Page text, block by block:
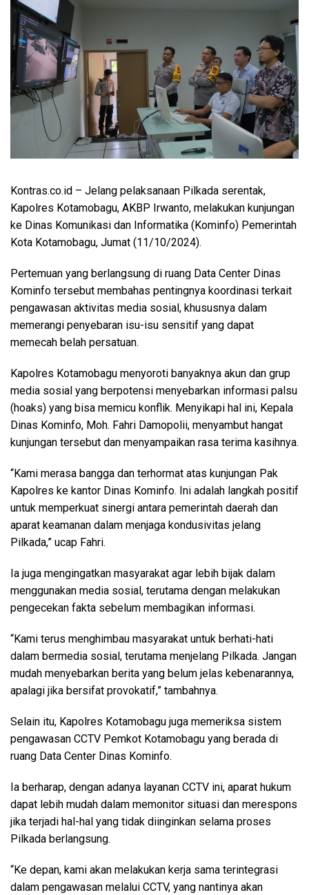
Kontras.co.id – Jelang pelaksanaan Pilkada serentak,
Kapolres Kotamobagu, AKBP Irwanto, melakukan kunjungan
ke Dinas Komunikasi dan Informatika (Kominfo) Pemerintah
Kota Kotamobagu, Jumat (11/10/2024).
Pertemuan yang berlangsung di ruang Data Center Dinas
Kominfo tersebut membahas pentingnya koordinasi terkait
pengawasan aktivitas media sosial, khususnya dalam
memerangi penyebaran isu-isu sensitif yang dapat
memecah belah persatuan.
Kapolres Kotamobagu menyoroti banyaknya akun dan grup
media sosial yang berpotensi menyebarkan informasi palsu
(hoaks) yang bisa memicu konflik. Menyikapi hal ini, Kepala
Dinas Kominfo, Moh. Fahri Damopolii, menyambut hangat
kunjungan tersebut dan menyampaikan rasa terima kasihnya.
“Kami merasa bangga dan terhormat atas kunjungan Pak
Kapolres ke kantor Dinas Kominfo. Ini adalah langkah positif
untuk memperkuat sinergi antara pemerintah daerah dan
aparat keamanan dalam menjaga kondusivitas jelang
Pilkada,” ucap Fahri.
Ia juga mengingatkan masyarakat agar lebih bijak dalam
menggunakan media sosial, terutama dengan melakukan
pengecekan fakta sebelum membagikan informasi.
“Kami terus menghimbau masyarakat untuk berhati-hati
dalam bermedia sosial, terutama menjelang Pilkada. Jangan
mudah menyebarkan berita yang belum jelas kebenarannya,
apalagi jika bersifat provokatif,” tambahnya.
Selain itu, Kapolres Kotamobagu juga memeriksa sistem
pengawasan CCTV Pemkot Kotamobagu yang berada di
ruang Data Center Dinas Kominfo.
Ia berharap, dengan adanya layanan CCTV ini, aparat hukum
dapat lebih mudah dalam memonitor situasi dan merespons
jika terjadi hal-hal yang tidak diinginkan selama proses
Pilkada berlangsung.
“Ke depan, kami akan melakukan kerja sama terintegrasi
dalam pengawasan melalui CCTV, yang nantinya akan